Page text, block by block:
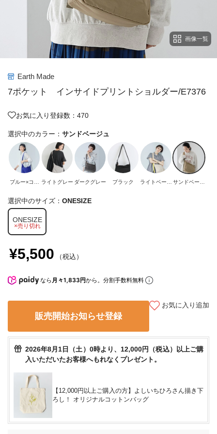
画像一覧
Earth Made
7ポケット インサイドプリントショルダー/E7376
お気に入り登録数：470
選択中のカラー： サンドベージュ
ブルー×コー
ライトグレー ダークグレー ブラック
ライトベージ
サンドベージ
選択中のサイズ： ONESIZE
ONESIZE
×売り切れ
¥5,500 （税込）
なら 月々1,833円から。分割手数料無料
販売開始お知らせ登録
お気に入り追加
2026年8月1日（土）0時より、12,000円（税込）以上ご購
入いただいたお客様へもれなくプレゼント。
【12,000円以上ご購入の方】よしいちひろさん描き下
ろし！ オリジナルコットンバッグ